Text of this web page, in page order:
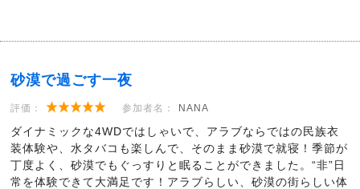
砂漠で過ごす一夜
評価： 参加者名： NANA
ダイナミックな4WDではしゃいで、アラブならではの民族衣
装体験や、水タバコも楽しんで、そのまま砂漠で就寝！季節が
丁度よく、砂漠でもぐっすりと眠ることができました。“非”日
常を体験できて大満足です！アラブらしい、砂漠の街らしい体